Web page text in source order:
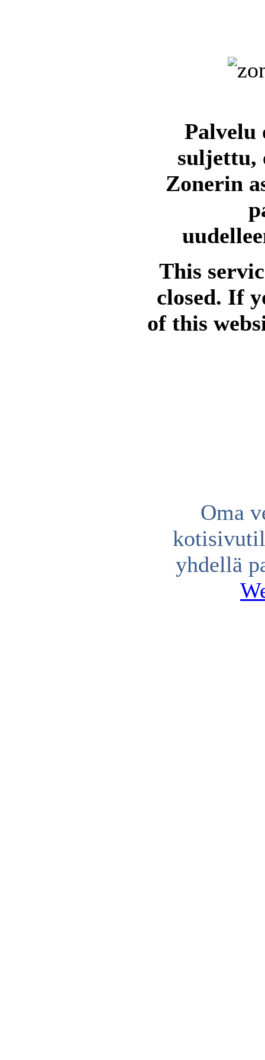
Palvelu
suljettu,
Zonerin
This
closed. If
of this
Oma
yhdellä